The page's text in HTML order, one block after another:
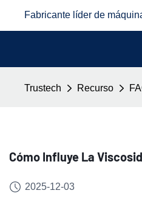
Fabricante líder de
Trustech Recurso
Cómo Influye La
2025-12-03